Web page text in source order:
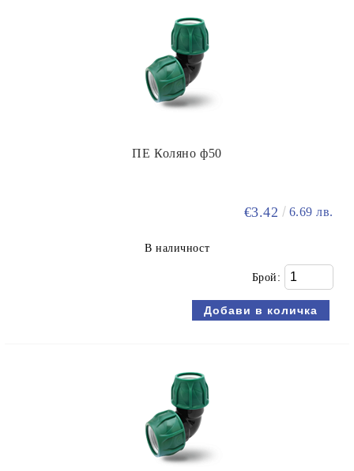
ПЕ Коляно ф50
€3.42 6.69 лв.
В наличност
Брой: